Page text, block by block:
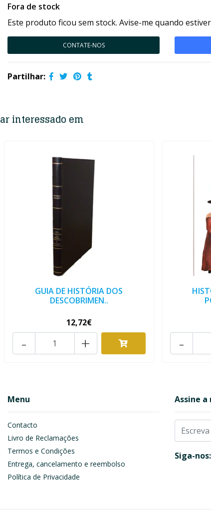
Fora de stock
Este produto ficou sem stock. Avise-me quando
CONTATE-NOS
Partilhar:
interessado em
GUIA DE HISTÓRIA DOS
DESCOBRIMEN..
12,72€
+
- -
Menu
Contacto
Livro de Reclamações
Termos e Condições
Entrega, cancelamento e reembolso
Política de Privacidade
Assine
Siga-nos: